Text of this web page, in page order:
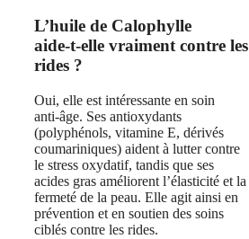
L’huile de Calophylle
aide‑t‑elle vraiment contre les
rides ?
Oui, elle est intéressante en soin
anti‑âge. Ses antioxydants
(polyphénols, vitamine E, dérivés
coumariniques) aident à lutter contre
le stress oxydatif, tandis que ses
acides gras améliorent l’élasticité et la
fermeté de la peau. Elle agit ainsi en
prévention et en soutien des soins
ciblés contre les rides.